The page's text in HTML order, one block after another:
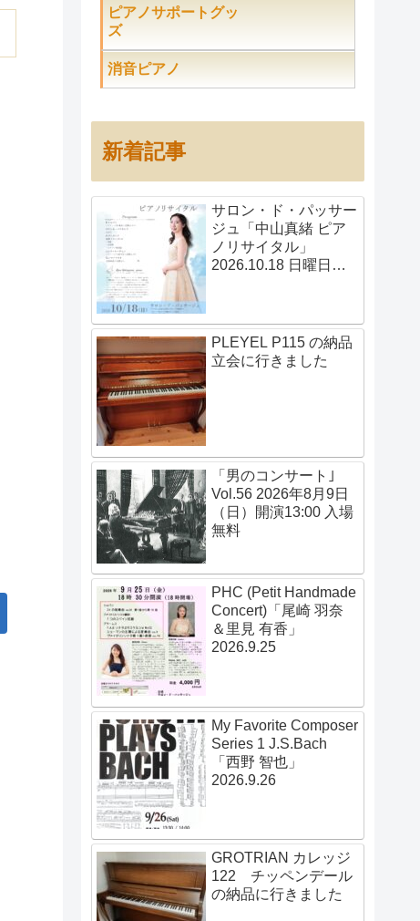
ピアノサポートグッ
ズ
消音ピアノ
新着記事
サロン・ド・パッサー
ジュ「中山真緒 ピア
ノリサイタル」
2026.10.18 日曜日
PLEYEL P115 の納品
立会に行きました
「男のコンサート｣
Vol.56 2026年8月9日
（日）開演13:00 入場
無料
PHC (Petit Handmade
Concert)「尾崎 羽奈
＆里見 有香」
2026.9.25
My Favorite Composer
Series 1 J.S.Bach
「西野 智也」
2026.9.26
GROTRIAN カレッジ
122 チッペンデール
の納品に行きました